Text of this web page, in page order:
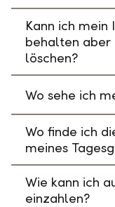
Kann ich
behalten aber
löschen?
Wo sehe ich
Wo finde ich
meines
Wie kann ich
einzahlen?